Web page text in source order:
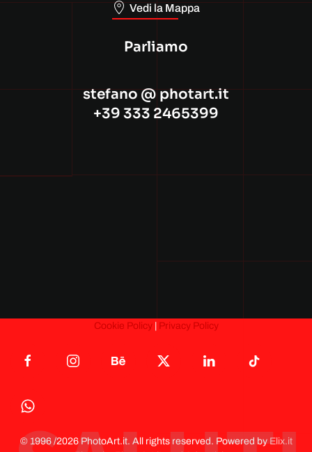
Vedi la Mappa
Parliamo
stefano @ photart.it
+39 333 2465399
Cookie Policy| Privacy Policy
© 1996 /2026PhotoArt.it. All rights reserved. Powered by Elix.it